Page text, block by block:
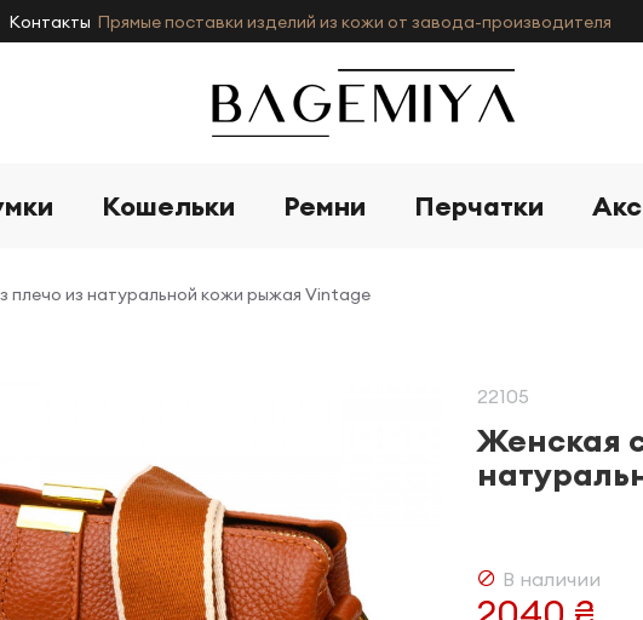
Контакты Прямые поставки изделий из кожи от завода-производителя
Кошельки Ремни Перчатки
плечо из натуральной кожи рыжая Vintage
22105
Женская
В наличии